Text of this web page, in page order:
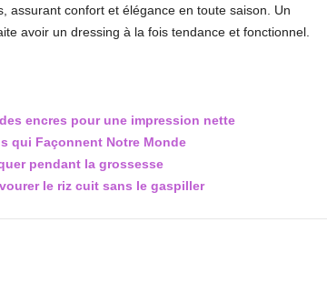
assurant confort et élégance en toute saison. Un
avoir un dressing à la fois tendance et fonctionnel.
encres pour une impression nette
qui Façonnent Notre Monde
pendant la grossesse
le riz cuit sans le gaspiller